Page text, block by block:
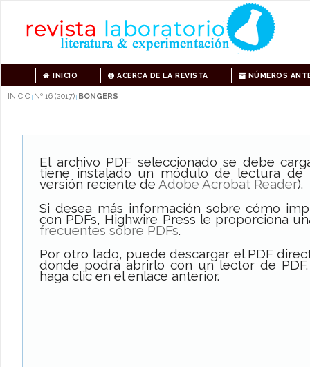
INICIO ACERCA DE LA REVISTA NÚMEROS
INICIO | Nº 16 (2017) | BONGERS
El archivo PDF seleccionado se debe
tiene instalado un módulo de lectura de
versión reciente de Adobe Acrobat Reader).
Si desea más información sobre cómo
con PDFs, Highwire Press le proporciona
frecuentes sobre PDFs.
Por otro lado, puede descargar el PDF
donde podrá abrirlo con un lector de PDF.
haga clic en el enlace anterior.